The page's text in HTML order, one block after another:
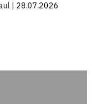
| 28.07.2026